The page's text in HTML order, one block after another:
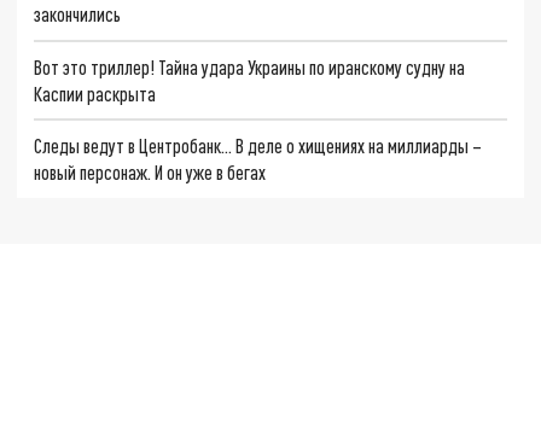
закончились
Вот это триллер! Тайна удара Украины по иранскому судну на
Каспии раскрыта
Следы ведут в Центробанк… В деле о хищениях на миллиарды –
новый персонаж. И он уже в бегах